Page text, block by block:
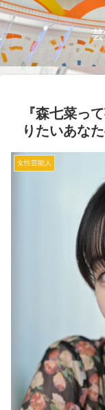
『森七菜っ
りたいあな
女性芸能人